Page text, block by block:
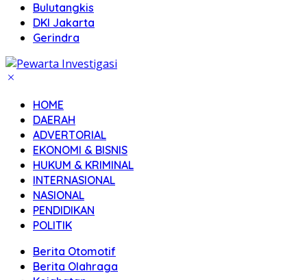
Bulutangkis
DKI Jakarta
Gerindra
HOME
DAERAH
ADVERTORIAL
EKONOMI & BISNIS
HUKUM & KRIMINAL
INTERNASIONAL
NASIONAL
PENDIDIKAN
POLITIK
Berita Otomotif
Berita Olahraga